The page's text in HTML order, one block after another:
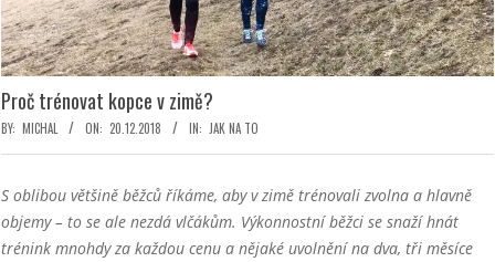
Proč trénovat kopce v zimě?
BY: MICHAL ON: 20.12.2018 IN: JAK NA TO
S oblibou většině běžců říkáme, aby v zimě trénovali zvolna a hlavně
objemy – to se ale nezdá vlčákům. Výkonnostní běžci se snaží hnát
trénink mnohdy za každou cenu a nějaké uvolnění na dva, tři měsíce